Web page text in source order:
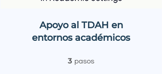
Apoyo al TDAH en
entornos académicos
3 pasos